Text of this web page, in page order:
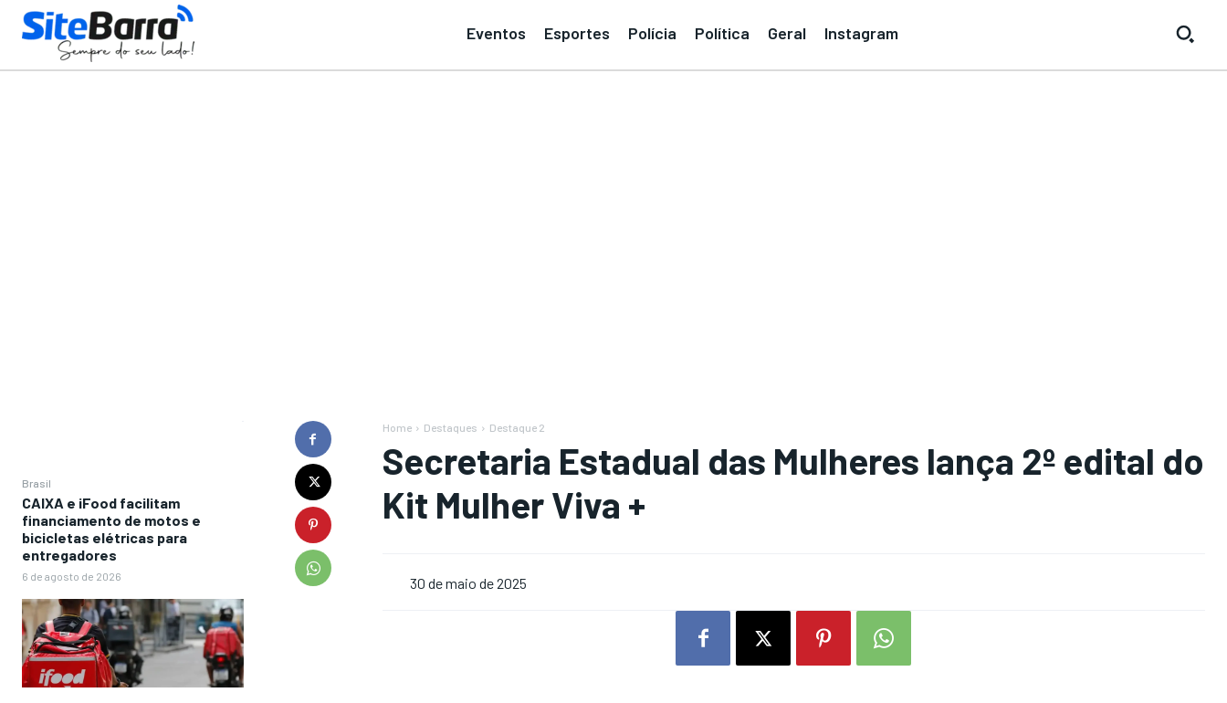
Eventos Esportes Polícia Política Geral Instagram
Brasil
CAIXA e iFood facilitam
financiamento de motos e
bicicletas elétricas para
entregadores
6 de agosto de 2026
Home Destaques Destaque 2
Secretaria Estadual das Mulheres lança 2º edital do
Kit Mulher Viva +
30 de maio de 2025